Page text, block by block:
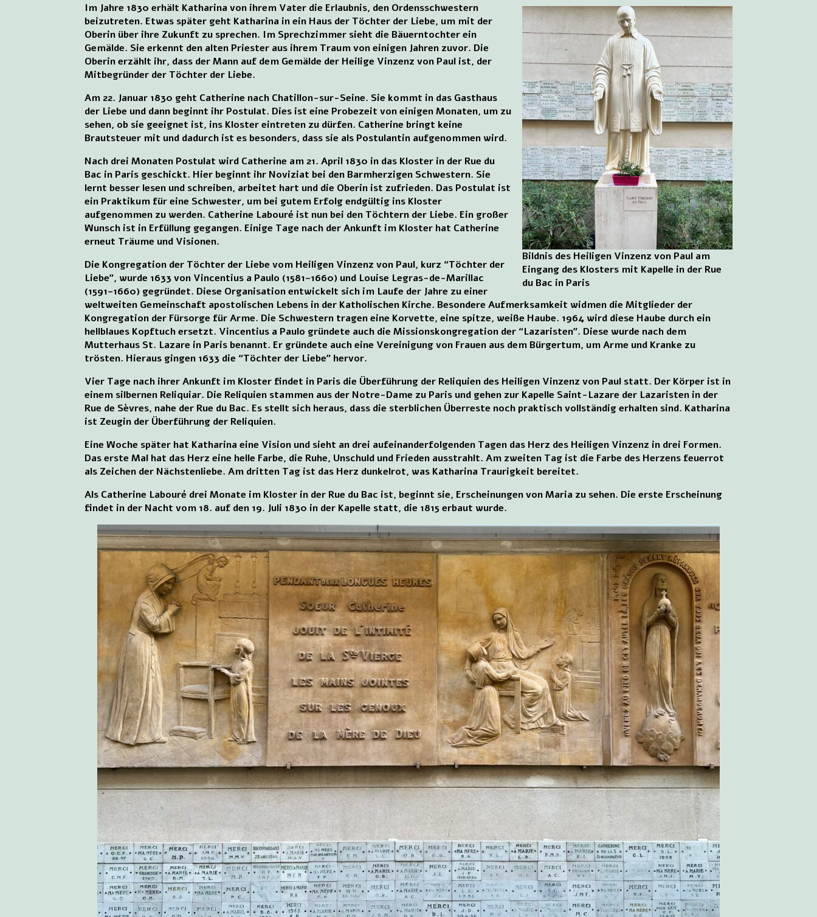
Bildnis des Heiligen Vinzenz von Paul am
Eingang des Klosters mit Kapelle in der Rue
du Bac in Paris
Im Jahre 1830 erhält Katharina von ihrem Vater die Erlaubnis, den Ordensschwestern
beizutreten. Etwas später geht Katharina in ein Haus der Töchter der Liebe, um mit der
Oberin über ihre Zukunft zu sprechen. Im Sprechzimmer sieht die Bäuerntochter ein
Gemälde. Sie erkennt den alten Priester aus ihrem Traum von einigen Jahren zuvor. Die
Oberin erzählt ihr, dass der Mann auf dem Gemälde der Heilige Vinzenz von Paul ist, der
Mitbegründer der Töchter der Liebe.
Am 22. Januar 1830 geht Catherine nach Chatillon-sur-Seine. Sie kommt in das Gasthaus
der Liebe und dann beginnt ihr Postulat. Dies ist eine Probezeit von einigen Monaten, um zu
sehen, ob sie geeignet ist, ins Kloster eintreten zu dürfen. Catherine bringt keine
Brautsteuer mit und dadurch ist es besonders, dass sie als Postulantin aufgenommen wird.
Nach drei Monaten Postulat wird Catherine am 21. April 1830 in das Kloster in der Rue du
Bac in Paris geschickt. Hier beginnt ihr Noviziat bei den Barmherzigen Schwestern. Sie
lernt besser lesen und schreiben, arbeitet hart und die Oberin ist zufrieden. Das Postulat ist
ein Praktikum für eine Schwester, um bei gutem Erfolg endgültig ins Kloster
aufgenommen zu werden. Catherine Labouré ist nun bei den Töchtern der Liebe. Ein großer
Wunsch ist in Erfüllung gegangen. Einige Tage nach der Ankunft im Kloster hat Catherine
erneut Träume und Visionen.
Die Kongregation der Töchter der Liebe vom Heiligen Vinzenz von Paul, kurz “Töchter der
Liebe”, wurde 1633 von Vincentius a Paulo (1581–1660) und Louise Legras-de-Marillac
(1591–1660) gegründet. Diese Organisation entwickelt sich im Laufe der Jahre zu einer
weltweiten Gemeinschaft apostolischen Lebens in der Katholischen Kirche. Besondere Aufmerksamkeit widmen die Mitglieder der
Kongregation der Fürsorge für Arme. Die Schwestern tragen eine Korvette, eine spitze, weiße Haube. 1964 wird diese Haube durch ein
hellblaues Kopftuch ersetzt. Vincentius a Paulo gründete auch die Missionskongregation der “Lazaristen”. Diese wurde nach dem
Mutterhaus St. Lazare in Paris benannt. Er gründete auch eine Vereinigung von Frauen aus dem Bürgertum, um Arme und Kranke zu
trösten. Hieraus gingen 1633 die “Töchter der Liebe” hervor.
Vier Tage nach ihrer Ankunft im Kloster findet in Paris die Überführung der Reliquien des Heiligen Vinzenz von Paul statt. Der Körper ist in
einem silbernen Reliquiar. Die Reliquien stammen aus der Notre-Dame zu Paris und gehen zur Kapelle Saint-Lazare der Lazaristen in der
Rue de Sèvres, nahe der Rue du Bac. Es stellt sich heraus, dass die sterblichen Überreste noch praktisch vollständig erhalten sind. Katharina
ist Zeugin der Überführung der Reliquien.
Eine Woche später hat Katharina eine Vision und sieht an drei aufeinanderfolgenden Tagen das Herz des Heiligen Vinzenz in drei Formen.
Das erste Mal hat das Herz eine helle Farbe, die Ruhe, Unschuld und Frieden ausstrahlt. Am zweiten Tag ist die Farbe des Herzens feuerrot
als Zeichen der Nächstenliebe. Am dritten Tag ist das Herz dunkelrot, was Katharina Traurigkeit bereitet.
Als Catherine Labouré drei Monate im Kloster in der Rue du Bac ist, beginnt sie, Erscheinungen von Maria zu sehen. Die erste Erscheinung
findet in der Nacht vom 18. auf den 19. Juli 1830 in der Kapelle statt, die 1815 erbaut wurde.